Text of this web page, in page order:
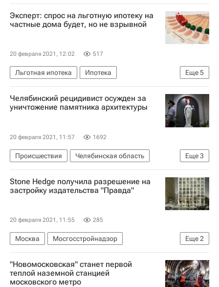
Банки
Эксперт: спрос на льготную ипотеку на
частные дома будет, но не взрывной
20 февраля 2021, 12:02 517
Еще5
Льготная ипотека
Ипотека
Загородная недвижимость
Россия
Эксперт РА
Жилье Екатерина Щурихина
Челябинский рецидивист осужден за
уничтожение памятника архитектуры
20 февраля 2021, 11:57 1692
Еще3
Происшествия
Челябинская область
Челябинск
Архитектура Криминал
Stone Hedge получила разрешение на
застройку издательства "Правда"
20 февраля 2021, 11:55 285
Еще2
Москва
Мосгосстройнадзор
Строительство
Коммерческая недвижимость
"Новомосковская" станет первой
теплой наземной станцией
московского метро